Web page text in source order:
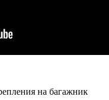
на багажник